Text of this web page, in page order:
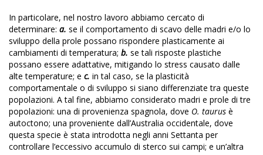
In particolare, nel nostro lavoro abbiamo cercato di
determinare: a. se il comportamento di scavo delle madri e/o lo
sviluppo della prole possano rispondere plasticamente ai
cambiamenti di temperatura; b. se tali risposte plastiche
possano essere adattative, mitigando lo stress causato dalle
alte temperature; e c. in tal caso, se la plasticità
comportamentale o di sviluppo si siano differenziate tra queste
popolazioni. A tal fine, abbiamo considerato madri e prole di tre
popolazioni: una di provenienza spagnola, dove O. taurus è
autoctono; una proveniente dall’Australia occidentale, dove
questa specie è stata introdotta negli anni Settanta per
controllare l’eccessivo accumulo di sterco sui campi; e un’altra